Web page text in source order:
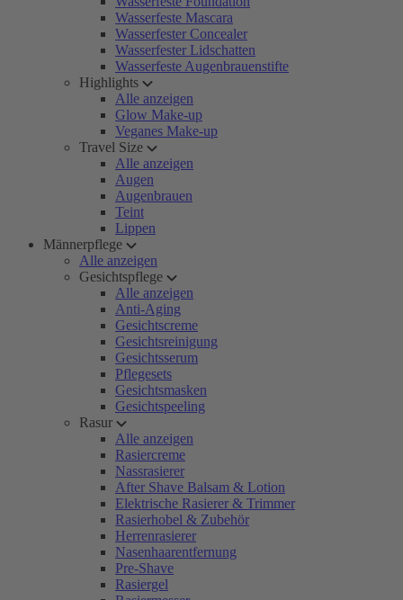
Wasserfeste Mascara
Wasserfester Concealer
Wasserfester Lidschatten
Wasserfeste Augenbrauenstifte
Highlights
Alle anzeigen
Glow Make-up
Veganes Make-up
Travel Size
Alle anzeigen
Augen
Augenbrauen
Teint
Lippen
Männerpflege
Alle anzeigen
Gesichtspflege
Alle anzeigen
Anti-Aging
Gesichtscreme
Gesichtsreinigung
Gesichtsserum
Pflegesets
Gesichtsmasken
Gesichtspeeling
Rasur
Alle anzeigen
Rasiercreme
Nassrasierer
After Shave Balsam & Lotion
Elektrische Rasierer & Trimmer
Rasierhobel & Zubehör
Herrenrasierer
Nasenhaarentfernung
Pre-Shave
Rasiergel